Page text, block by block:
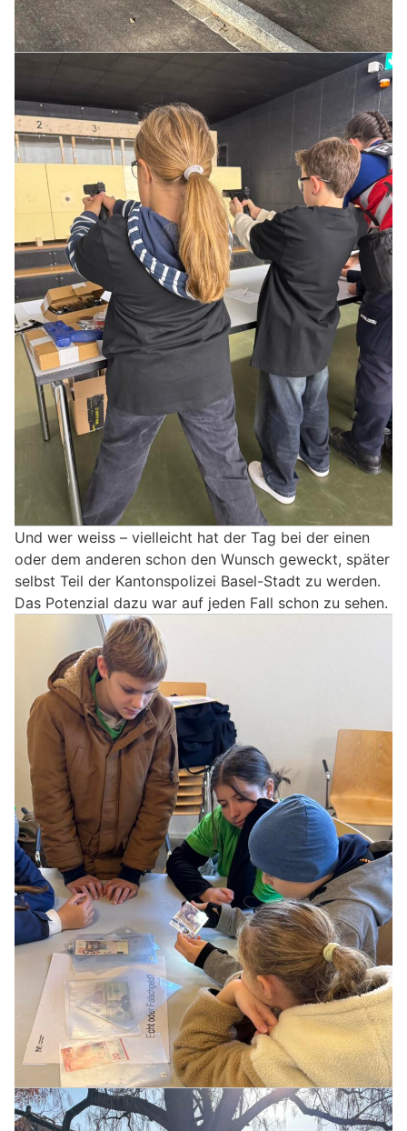
Und wer weiss – vielleicht hat der Tag bei der einen
oder dem anderen schon den Wunsch geweckt, später
selbst Teil der Kantonspolizei Basel-Stadt zu werden.
Das Potenzial dazu war auf jeden Fall schon zu sehen.